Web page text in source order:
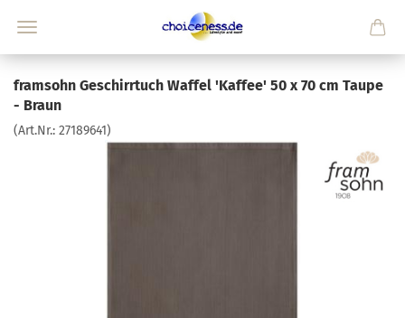
framsohn Geschirrtuch Waffel 'Kaffee' 50 x 70 cm Taupe
- Braun
(Art.Nr.: 27189641)